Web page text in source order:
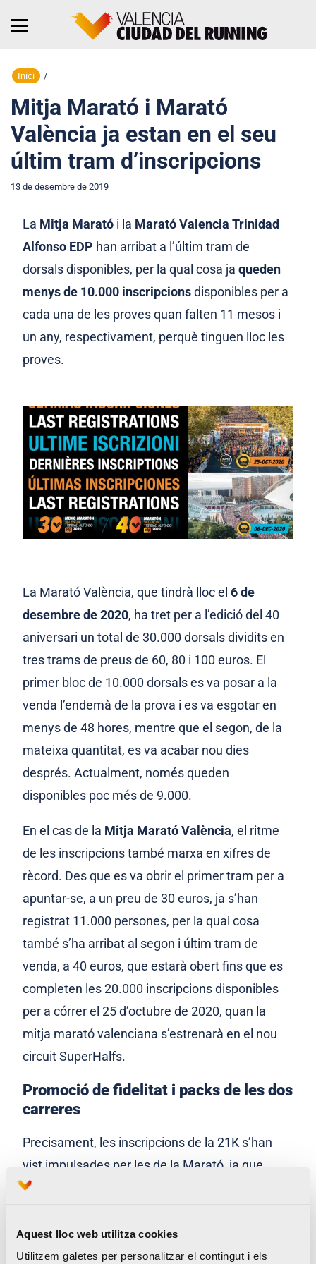
Aquest lloc web utilitza cookies
Utilitzem galetes per personalitzar el contingut i els
Inici /
Mitja Marató i Marató
València ja estan en el seu
últim tram d’inscripcions
13 de desembre de 2019
La Mitja Marató i la Marató Valencia Trinidad
Alfonso EDP han arribat a l’últim tram de
dorsals disponibles, per la qual cosa ja queden
menys de 10.000 inscripcions disponibles per a
cada una de les proves quan falten 11 mesos i
un any, respectivament, perquè tinguen lloc les
proves.
La Marató València, que tindrà lloc el 6 de
desembre de 2020, ha tret per a l’edició del 40
aniversari un total de 30.000 dorsals dividits en
tres trams de preus de 60, 80 i 100 euros. El
primer bloc de 10.000 dorsals es va posar a la
venda l’endemà de la prova i es va esgotar en
menys de 48 hores, mentre que el segon, de la
mateixa quantitat, es va acabar nou dies
després. Actualment, només queden
disponibles poc més de 9.000.
En el cas de la Mitja Marató València,el ritme
de les inscripcions també marxa en xifres de
rècord. Des que es va obrir el primer tram per a
apuntar-se, a un preu de 30 euros, ja s’han
registrat 11.000 persones, per la qual cosa
també s’ha arribat al segon i últim tram de
venda, a 40 euros, que estarà obert fins que es
completen les 20.000 inscripcions disponibles
per a córrer el 25 d’octubre de 2020, quan la
mitja marató valenciana s’estrenarà en el nou
circuit SuperHalfs.
Promoció de fidelitat i packs de les dos
carreres
Precisament, les inscripcions de la 21K s’han
vist impulsades per les de la Marató, ja que
2.031 persones han optat per triar, en el
que comporta un estalvi de 10 euros. A més,
també s’han posat en marxa descomptes per